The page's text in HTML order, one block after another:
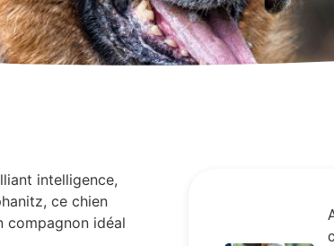
intelligence,
ce chien
compagnon idéal